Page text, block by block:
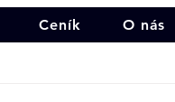
Ceník O nás